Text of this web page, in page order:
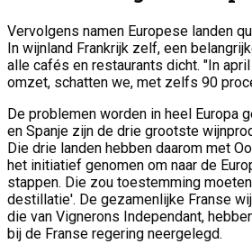
Vervolgens namen Europese landen
In wijnland Frankrijk zelf, een
alle cafés en restaurants dicht. "In
omzet, schatten we, met zelfs 90
De problemen worden in heel Europa
en Spanje zijn de drie grootste
Die drie landen hebben daarom met
het initiatief genomen om naar de
stappen. Die zou toestemming
destillatie'. De gezamenlijke Franse
die van Vignerons Independant,
bij de Franse regering neergelegd.